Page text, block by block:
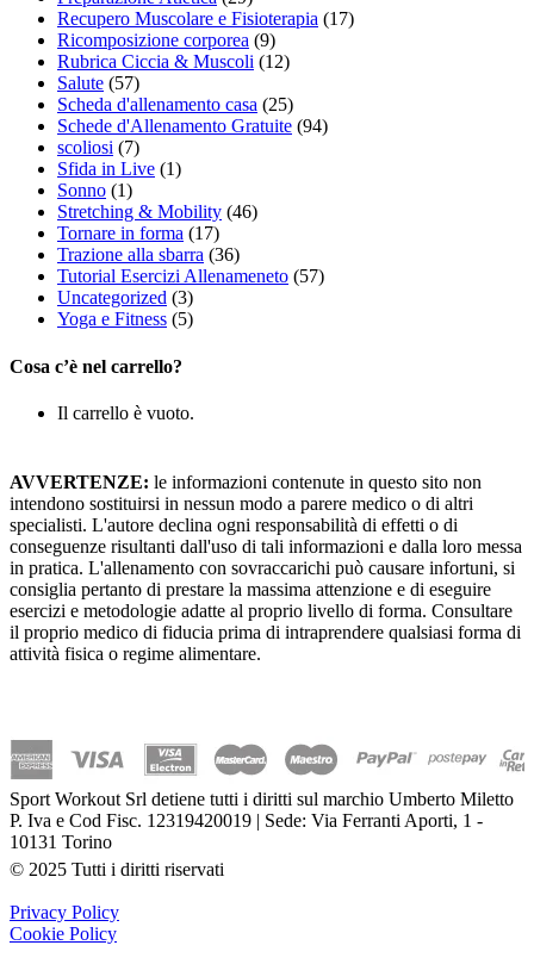
Recupero Muscolare e Fisioterapia (17)
Ricomposizione corporea (9)
Rubrica Ciccia & Muscoli (12)
Salute (57)
Scheda d'allenamento casa (25)
Schede d'Allenamento Gratuite (94)
scoliosi (7)
Sfida in Live (1)
Sonno (1)
Stretching & Mobility (46)
Tornare in forma (17)
Trazione alla sbarra (36)
Tutorial Esercizi Allenameneto (57)
Uncategorized (3)
Yoga e Fitness (5)
Cosa c’è nel carrello?
Il carrello è vuoto.
AVVERTENZE: le informazioni contenute in questo sito non
intendono sostituirsi in nessun modo a parere medico o di altri
specialisti. L'autore declina ogni responsabilità di effetti o di
conseguenze risultanti dall'uso di tali informazioni e dalla loro messa
in pratica. L'allenamento con sovraccarichi può causare infortuni, si
consiglia pertanto di prestare la massima attenzione e di eseguire
esercizi e metodologie adatte al proprio livello di forma. Consultare
il proprio medico di fiducia prima di intraprendere qualsiasi forma di
attività fisica o regime alimentare.
Sport Workout Srl detiene tutti i diritti sul marchio Umberto Miletto
P. Iva e Cod Fisc. 12319420019 | Sede: Via Ferranti Aporti, 1 -
10131 Torino
© 2025 Tutti i diritti riservati
Privacy Policy
Cookie Policy